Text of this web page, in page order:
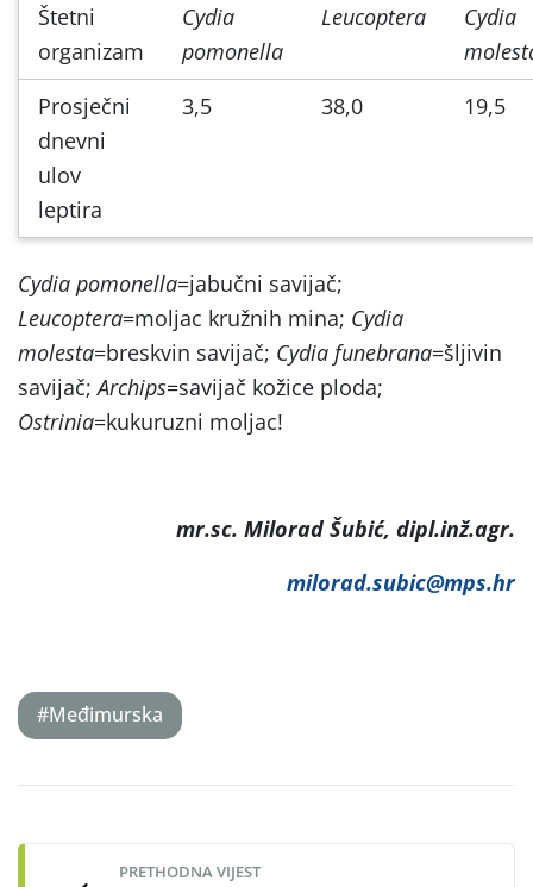
Štetni
organizam
Cydia
pomonella
Leucoptera
Cydia
Prosječni
dnevni
ulov
leptira
3,5 38,0 19,5
Cydia pomonella=jabučni savijač;
Leucoptera=moljac kružnih mina; Cydia
molesta=breskvin savijač; Cydia funebrana=šljivin
savijač;Archips=savijač kožice ploda;
Ostrinia=kukuruzni moljac!
mr.sc. Milorad Šubić, dipl.inž.agr.
milorad.subic@mps.hr
#Međimurska
navigation
PRETHODNA VIJEST